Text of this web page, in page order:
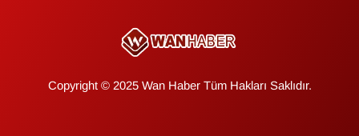
Copyright © 2025 Wan Haber Tüm Hakları Saklıdır.